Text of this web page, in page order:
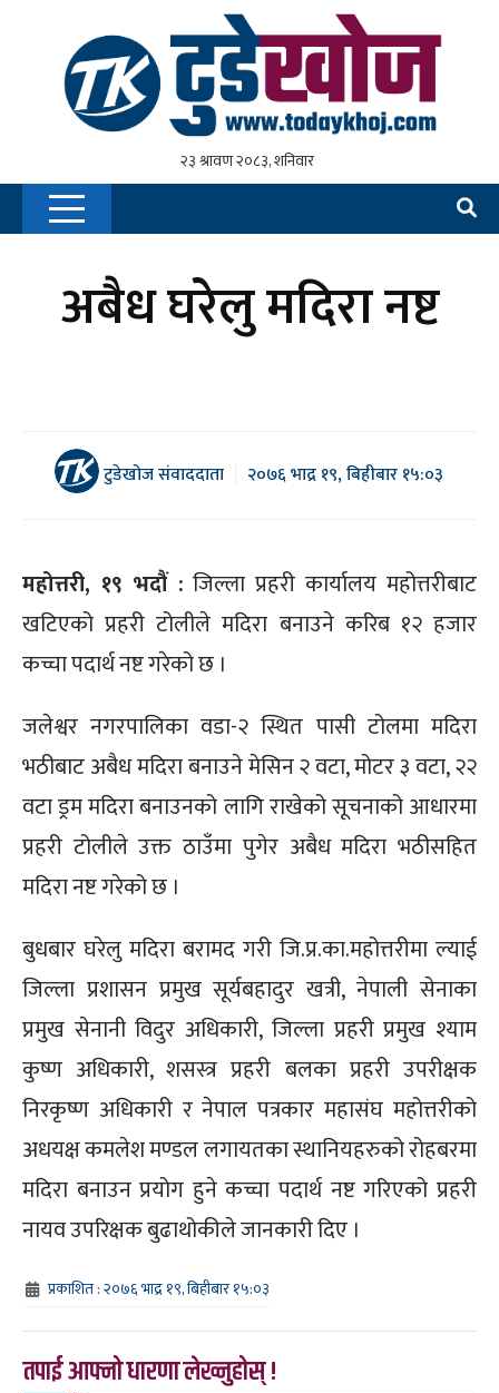
अबैध घरेलु मदिरा नष्ट
टुडेखोज संवाददाता २०७६ भाद्र १९, बिहीबार १५:०३
महोत्तरी, १९ भदौं : जिल्ला प्रहरी कार्यालय महोत्तरीबाट
खटिएको प्रहरी टोलीले मदिरा बनाउने करिब १२ हजार
कच्चा पदार्थ नष्ट गरेको छ ।
जलेश्वर नगरपालिका वडा-२ स्थित पासी टोलमा मदिरा
भठीबाट अबैध मदिरा बनाउने मेसिन २ वटा, मोटर ३ वटा, २२
वटा ड्रम मदिरा बनाउनको लागि राखेको सूचनाको आधारमा
प्रहरी टोलीले उक्त ठाउँमा पुगेर अबैध मदिरा भठीसहित
मदिरा नष्ट गरेको छ ।
बुधबार घरेलु मदिरा बरामद गरी जि.प्र.का.महोत्तरीमा ल्याई
जिल्ला प्रशासन प्रमुख सूर्यबहादुर खत्री, नेपाली सेनाका
प्रमुख सेनानी विदुर अधिकारी, जिल्ला प्रहरी प्रमुख श्याम
कुष्ण अधिकारी, शसस्त्र प्रहरी बलका प्रहरी उपरीक्षक
निरकृष्ण अधिकारी र नेपाल पत्रकार महासंघ महोत्तरीको
अधयक्ष कमलेश मण्डल लगायतका स्थानियहरुको रोहबरमा
मदिरा बनाउन प्रयोग हुने कच्चा पदार्थ नष्ट गरिएको प्रहरी
नायव उपरिक्षक बुढाथोकीले जानकारी दिए ।
प्रकाशित : २०७६ भाद्र १९, बिहीबार १५:०३
तपाई आफ्नो धारणा लेख्नुहोस् !